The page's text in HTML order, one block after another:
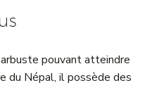
pouvant atteindre
du Népal, il possède des